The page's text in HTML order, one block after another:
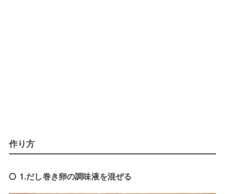
作り方
1.だし巻き卵の調味液を混ぜる